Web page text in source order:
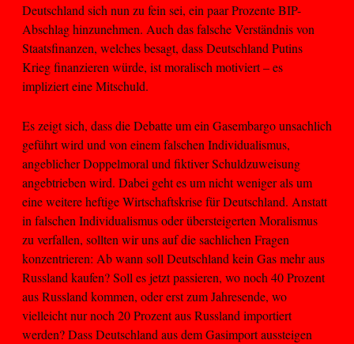
Deutschland sich nun zu fein sei, ein paar Prozente BIP-
Abschlag hinzunehmen. Auch das falsche Verständnis von
Staatsfinanzen, welches besagt, dass Deutschland Putins
Krieg finanzieren würde, ist moralisch motiviert – es
impliziert eine Mitschuld.
Es zeigt sich, dass die Debatte um ein Gasembargo unsachlich
geführt wird und von einem falschen Individualismus,
angeblicher Doppelmoral und fiktiver Schuldzuweisung
angebtrieben wird. Dabei geht es um nicht weniger als um
eine weitere heftige Wirtschaftskrise für Deutschland. Anstatt
in falschen Individualismus oder übersteigerten Moralismus
zu verfallen, sollten wir uns auf die sachlichen Fragen
konzentrieren: Ab wann soll Deutschland kein Gas mehr aus
Russland kaufen? Soll es jetzt passieren, wo noch 40 Prozent
aus Russland kommen, oder erst zum Jahresende, wo
vielleicht nur noch 20 Prozent aus Russland importiert
werden? Dass Deutschland aus dem Gasimport aussteigen